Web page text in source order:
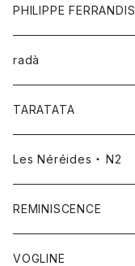
PHILIPPE FERRANDIS
radà
TARATATA
Les Néréides ・ N2
REMINISCENCE
VOGLINE